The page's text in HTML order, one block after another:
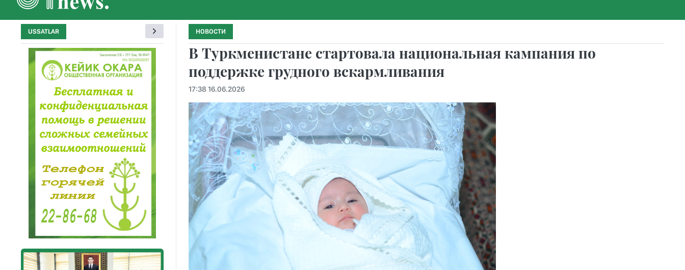
НОВОСТИ
В Туркменистане стартовала национальная кампания по
поддержке грудного вскармливания
17:38 16.06.2026
USSATLAR